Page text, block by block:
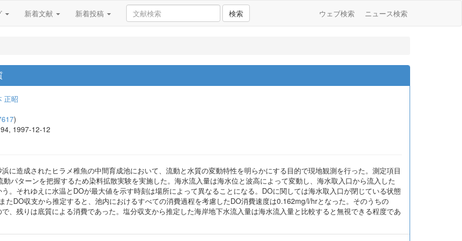
新着文献 新着投稿 検索 ウェブ検索 ニュース検索
正昭
)
1997-12-12
に造成されたヒラメ稚魚の中間育成池において、流動と水質の変動特性を明らかにする目的で現地観測を行った。測定項目
パターンを把握するため染料拡散実験を実施した。海水流入量は海水位と波高によって変動し、海水取入口から流入した
。それゆえに水温とDOが最大値を示す時刻は場所によって異なることになる。DOに関しては海水取入口が閉じている状態
たDO収支から推定すると、池内におけるすべての消費過程を考慮したDO消費速度は0.162mg/l/hrとなった。そのうちの
、残りは底質による消費であった。塩分収支から推定した海岸地下水流入量は海水流入量と比較すると無視できる程度であ